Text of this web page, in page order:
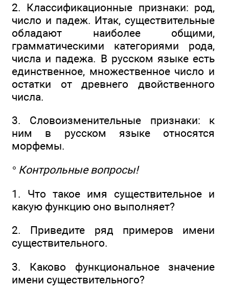
2. Классификационные признаки: род,
число и падеж. Итак, существительные
обладают наиболее общими,
грамматическими категориями рода,
числа и падежа. В русском языке есть
единственное, множественное число и
остатки от древнего двойственного
числа.
3. Словоизменительные признаки: к
ним в русском языке относятся
морфемы.
° Контрольные вопросы!
1. Что такое имя существительное и
какую функцию оно выполняет?
2. Приведите ряд примеров имени
существительного.
3. Каково функциональное значение
имени существительного?